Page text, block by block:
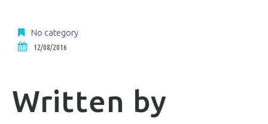
No category
12/08/2016
Written by